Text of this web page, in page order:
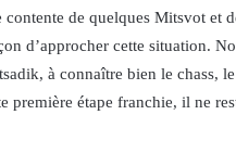
de quelques Mitsvot et
d’approcher cette situation.
à connaître bien le chass,
étape franchie, il ne